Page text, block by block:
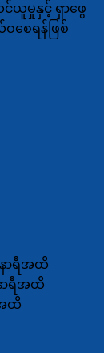
ယူမှုနှင့် ရှာဖွေ
စေရန်ဖြစ်
နာရီအထိ
ာရီအထိ
အထိ